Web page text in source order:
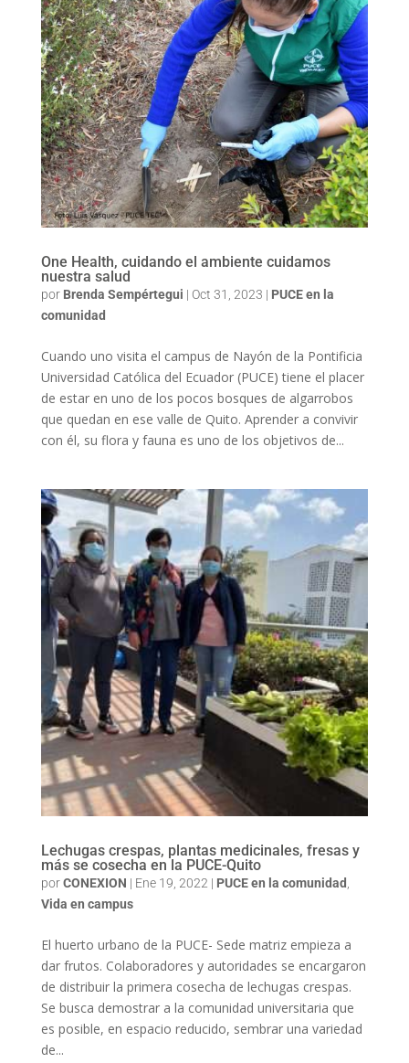
One Health, cuidando el ambiente cuidamos
nuestra salud
por Brenda Sempértegui | Oct 31, 2023 | PUCE en la
comunidad
Cuando uno visita el campus de Nayón de la Pontificia
Universidad Católica del Ecuador (PUCE) tiene el placer
de estar en uno de los pocos bosques de algarrobos
que quedan en ese valle de Quito. Aprender a convivir
con él, su flora y fauna es uno de los objetivos de...
Lechugas crespas, plantas medicinales, fresas y
más se cosecha en la PUCE-Quito
porCONEXION | Ene 19, 2022 | PUCE en la comunidad,
Vida en campus
El huerto urbano de la PUCE- Sede matriz empieza a
dar frutos. Colaboradores y autoridades se encargaron
de distribuir la primera cosecha de lechugas crespas.
Se busca demostrar a la comunidad universitaria que
es posible, en espacio reducido, sembrar una variedad
de...